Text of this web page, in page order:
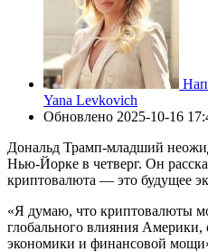
Yana Levkovich
Обновлено 2025-10-16
Дональд Трамп-младший
Нью-Йорке в четверг. Он
криптовалюта — это будущее
«Я думаю, что криптовалюты
глобального влияния
экономики и финансовой